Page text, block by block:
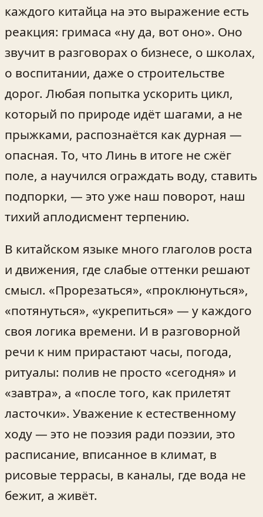
каждого китайца на это выражение есть
реакция: гримаса «ну да, вот оно». Оно
звучит в разговорах о бизнесе, о школах,
о воспитании, даже о строительстве
дорог. Любая попытка ускорить цикл,
который по природе идёт шагами, а не
прыжками, распознаётся как дурная —
опасная. То, что Линь в итоге не сжёг
поле, а научился ограждать воду, ставить
подпорки, — это уже наш поворот, наш
тихий аплодисмент терпению.
В китайском языке много глаголов роста
и движения, где слабые оттенки решают
смысл. «Прорезаться», «проклюнуться»,
«потянуться», «укрепиться» — у каждого
своя логика времени. И в разговорной
речи к ним прирастают часы, погода,
ритуалы: полив не просто «сегодня» и
«завтра», а «после того, как прилетят
ласточки». Уважение к естественному
ходу — это не поэзия ради поэзии, это
расписание, вписанное в климат, в
рисовые террасы, в каналы, где вода не
бежит, а живёт.